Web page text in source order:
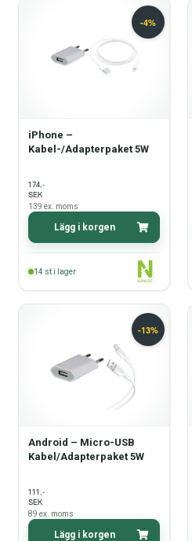
Smartphone
Log ind
iPhone –
Kabel-/Adapterpaket 5W
174,-
SEK
139 ex. moms
Lägg i korgen
14 st i lager
Android – Micro-USB
Kabel/Adapterpaket 5W
111,-
SEK
89 ex. moms
Lägg i korgen